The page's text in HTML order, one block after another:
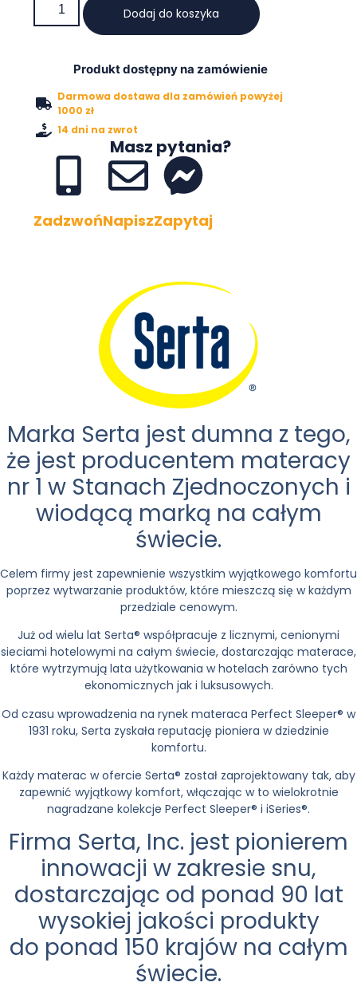
Dodaj do koszyka
Produkt dostępny na zamówienie
Darmowa dostawa dla zamówień powyżej
1000 zł
14 dni na zwrot
Masz pytania?
ZadzwońNapiszZapytaj
Marka Serta jest dumna z tego,
że jest producentem materacy
nr 1 w Stanach Zjednoczonych i
wiodącą marką na całym
świecie.
Celem firmy jest zapewnienie wszystkim wyjątkowego komfortu
poprzez wytwarzanie produktów, które mieszczą się w każdym
przedziale cenowym.
Już od wielu lat Serta® współpracuje z licznymi, cenionymi
sieciami hotelowymi na całym świecie, dostarczając materace,
które wytrzymują lata użytkowania w hotelach zarówno tych
ekonomicznych jak i luksusowych.
Od czasu wprowadzenia na rynek materaca Perfect Sleeper® w
1931 roku, Serta zyskała reputację pioniera w dziedzinie
komfortu.
Każdy materac w ofercie Serta® został zaprojektowany tak, aby
zapewnić wyjątkowy komfort, włączając w to wielokrotnie
nagradzane kolekcje Perfect Sleeper® i iSeries®.
Firma Serta, Inc. jest pionierem
innowacji w zakresie snu,
dostarczając od ponad 90 lat
wysokiej jakości produkty
do ponad 150 krajów na całym
świecie.